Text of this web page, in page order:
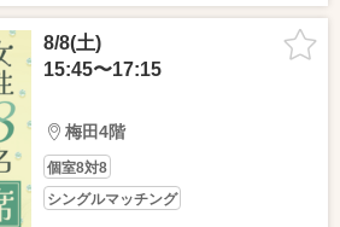
8/8(土)
15:45〜17:15
梅田4階
個室8対8
シングルマッチング